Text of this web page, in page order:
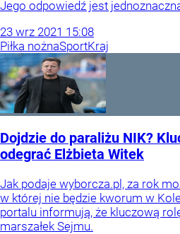
Jego odpowiedź jest
23 wrz 2021 15:08
Piłka nożnaSportKraj
Dojdzie do paraliżu NIK?
odegrać Elżbieta Witek
Jak podaje wyborcza.pl, za rok
w której nie będzie kworum w
portalu informują, że kluczową
marszałek Sejmu.